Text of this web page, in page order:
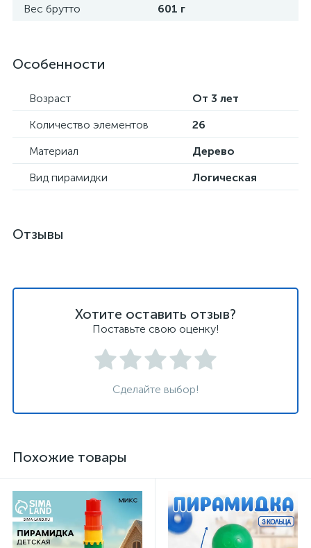
Вес брутто 601 г
Особенности
Возраст
От 3 лет
Количество элементов
26
Материал
Дерево
Вид пирамидки
Логическая
Отзывы
Хотите оставить отзыв?
Поставьте свою оценку!
Сделайте выбор!
Похожие товары